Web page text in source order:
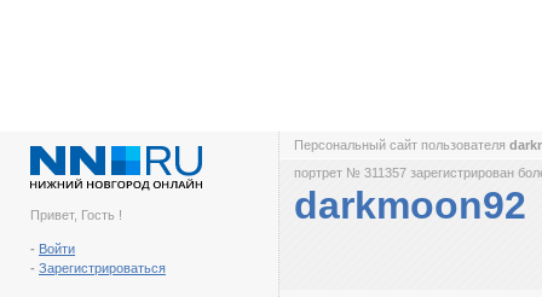
Привет, Гость !
- Войти
- Зарегистрироваться
Персональный сайт пользователя
портрет № 311357 зарегистрирован
darkmoon92